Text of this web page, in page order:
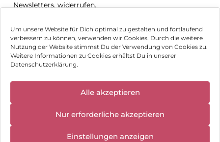
Um unsere Website für Dich optimal zu gestalten und fortlaufend
verbessern zu können, verwenden wir Cookies. Durch die weitere
Nutzung der Website stimmst Du der Verwendung von Cookies zu.
Weitere Informationen zu Cookies erhältst Du in unserer
Datenschutzerklärung.
Alle akzeptieren
Nur erforderliche akzeptieren
Einstellungen anzeigen
Newsletters, widerrufen.
Impressum
Hinweis zur Batterieentsorgung
geschlossen:
10.08.2026 -
18.08.2026